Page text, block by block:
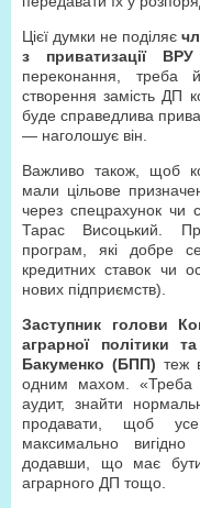
Цієї думки не поділяє
з приватизації
переконання,
створення замість ДП
буде справедлива
— наголошує він.
Важливо також, щоб
мали цільове
через спецрахунок чи
Тарас Висоцький.
програм, які добре
кредитних ставок чи
нових підприємств).
Заступник голови
аграрної політики
Бакуменко (БПП) теж
одним махом. «Треба
аудит, знайти
продавати, щоб
максимально
додавши, що має бути
аграрного ДП тощо.